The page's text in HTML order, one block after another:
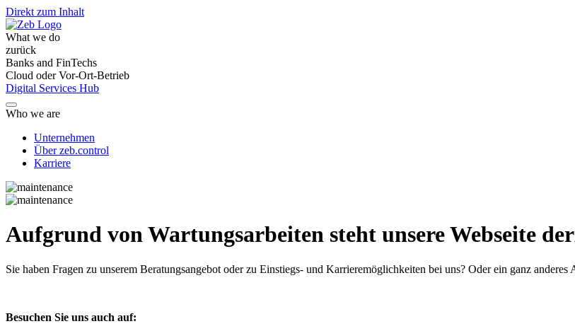
Direkt zum Inhalt
What we do
zurück
Banks and FinTechs
Cloud oder Vor-Ort-Betrieb
Digital Services Hub
Who we are
Unternehmen
Über zeb.control
Karriere
Aufgrund von Wartungsarbeiten steht unsere Webseite
Sie haben Fragen zu unserem Beratungsangebot oder zu Einstiegs- und Karrieremöglichkeiten bei uns? Oder ein ganz anderes
Besuchen Sie uns auch auf: